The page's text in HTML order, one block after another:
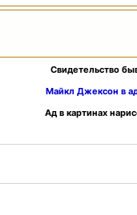
Свидетельство
Майкл Джексон в
Ад в картинах